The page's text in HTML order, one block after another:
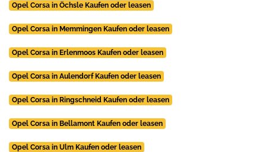
Opel Corsa in Öchsle Kaufen oder leasen
Opel Corsa in Memmingen Kaufen oder leasen
Opel Corsa in Erlenmoos Kaufen oder leasen
Opel Corsa in Aulendorf Kaufen oder leasen
Opel Corsa in Ringschneid Kaufen oder leasen
Opel Corsa in Bellamont Kaufen oder leasen
Opel Corsa in Ulm Kaufen oder leasen